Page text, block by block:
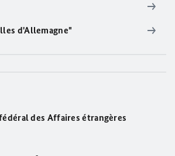
d'Allemagne"
des Affaires étrangères